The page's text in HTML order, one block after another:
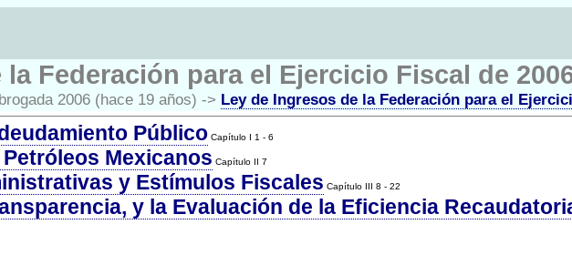
Federación para el Ejercicio Fiscal de
2006 (hace 19 años) -> Ley de Ingresos de la Federación para el
Público Capítulo I 1 - 6
Mexicanos Capítulo II 7
y Estímulos Fiscales Capítulo III 8 - 22
y la Evaluación de la Eficiencia